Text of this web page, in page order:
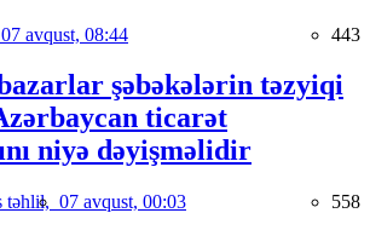
07 avqust, 08:44 443
şəbəkələrin təzyiqi
ticarət
niyə dəyişməlidir
təhlil, 07 avqust, 00:03 558